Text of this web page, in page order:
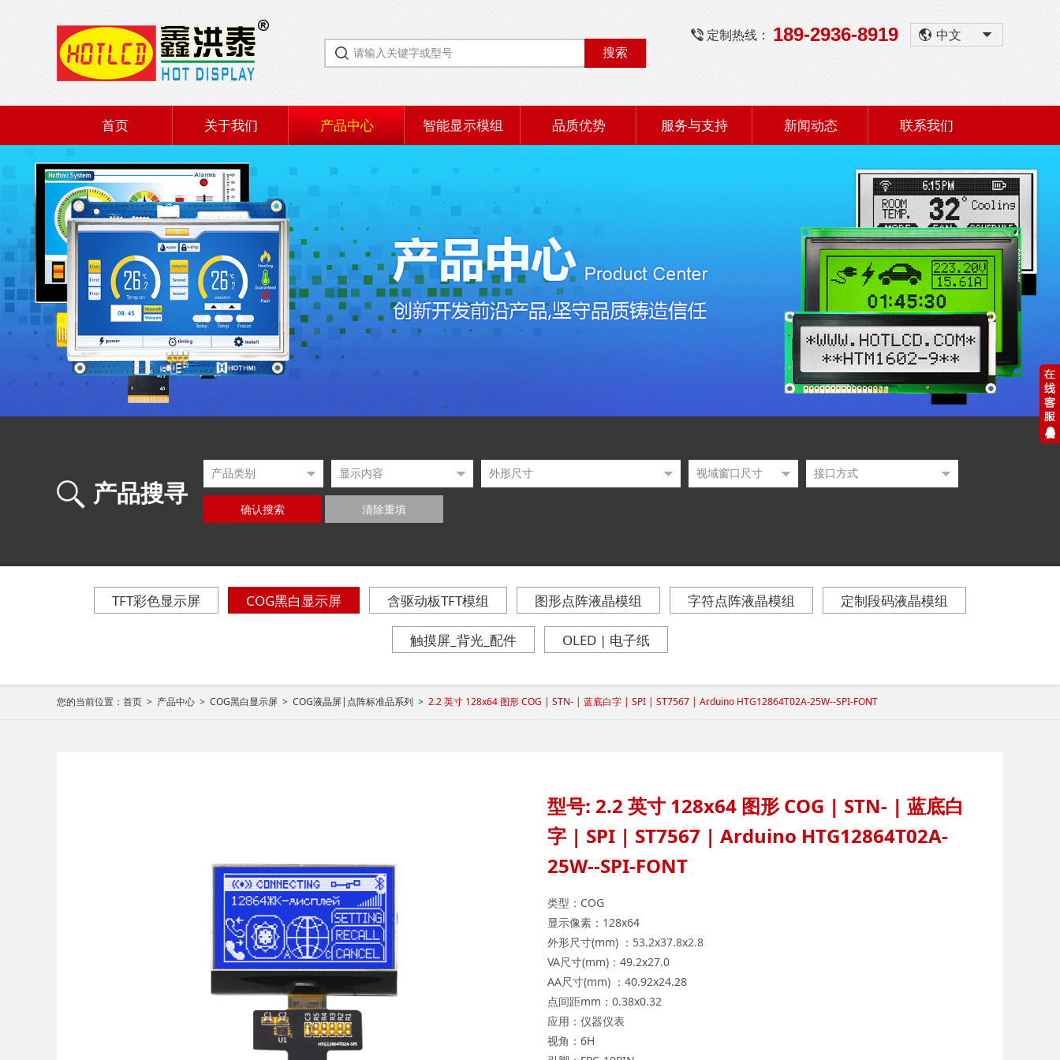
搜索
定制热线： 189-2936-8919 中文
首页 关于我们 产品中心 智能显示模组 品质优势 服务与支持 新闻动态 联系我们
产品搜寻
确认搜索 清除重填
TFT彩色显示屏 COG黑白显示屏 含驱动板TFT模组 图形点阵液晶模组 字符点阵液晶模组 定制段码液晶模组
触摸屏_背光_配件 OLED | 电子纸
您的当前位置： 首页 > 产品中心 > COG黑白显示屏 > COG液晶屏|点阵标准品系列 > 2.2 英寸 128x64 图形 COG | STN- | 蓝底白字 | SPI | ST7567 | Arduino HTG12864T02A-25W--SPI-FONT
型号: 2.2 英寸 128x64 图形 COG | STN- | 蓝底白
字 | SPI | ST7567 | Arduino HTG12864T02A-
25W--SPI-FONT
类型：COG
显示像素：128x64
外形尺寸(mm) ：53.2x37.8x2.8
VA尺寸(mm)：49.2x27.0
AA尺寸(mm) ：40.92x24.28
点间距mm：0.38x0.32
应用：仪器仪表
视角：6H